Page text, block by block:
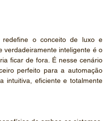
o conceito de luxo e
verdadeiramente inteligente é o
ficar de fora. É nesse cenário
perfeito para a automação
intuitiva, eficiente e totalmente